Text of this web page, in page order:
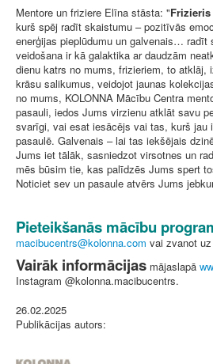
Mentore un friziere Elīna stāsta: "
kurš spēj radīt skaistumu – pozitīvās
enerģijas pieplūdumu un galvenais… radīt
veidošana ir kā galaktika ar daudzām
dienu katrs no mums, frizieriem, to atklāj,
krāsu salikumus, veidojot jaunas
no mums, KOLONNA Mācību Centra
pasauli, iedos Jums virzienu atklāt savu
svarīgi, vai esat iesācējs vai tas, kurš jau
pasaulē. Galvenais – lai tas iekšējais
Jums iet tālāk, sasniedzot virsotnes un
mēs būsim tie, kas palīdzēs Jums spert
Noticiet sev un pasaule atvērs Jums
Pieteikšanās mācību
vai zvanot
Vairāk informācijas mājaslapā
Instagram @kolonna.macibucentrs.
26.02.2025
Publikācijas autors: